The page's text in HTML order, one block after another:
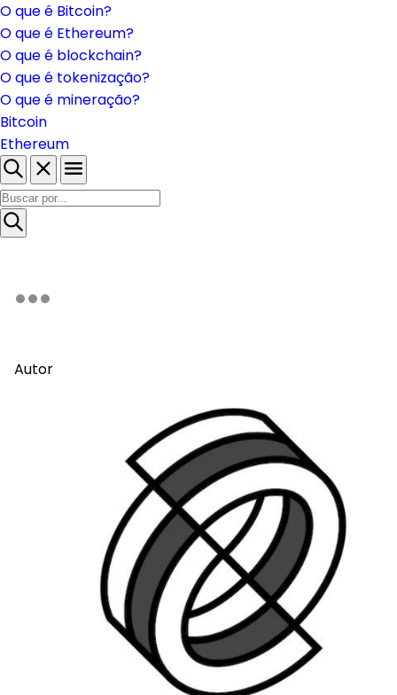
O que é Bitcoin?
O que é Ethereum?
O que é blockchain?
O que é tokenização?
O que é mineração?
Bitcoin
Ethereum
Autor